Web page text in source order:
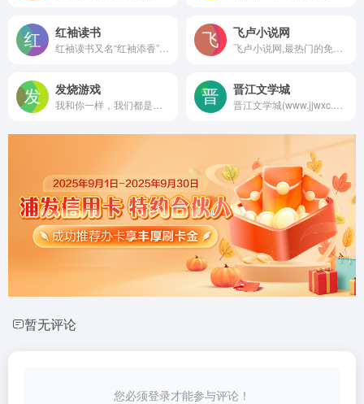
红袖读书 飞卢小说网
发烧游戏 晋江文学城
暂无评论
您必须登录才能参与评论！